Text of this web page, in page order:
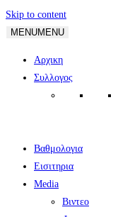
Skip to content
MENUMENU
Αρχικη
Συλλογος
Βαθμολογια
Εισιτηρια
Media
Βιντεο